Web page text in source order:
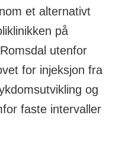
et alternativt
på
utenfor
for injeksjon fra
og
faste intervaller